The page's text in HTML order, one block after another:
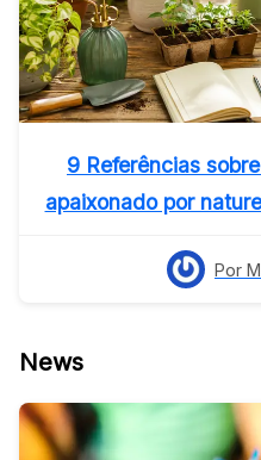
9 Referências
apaixonado por
Por
News